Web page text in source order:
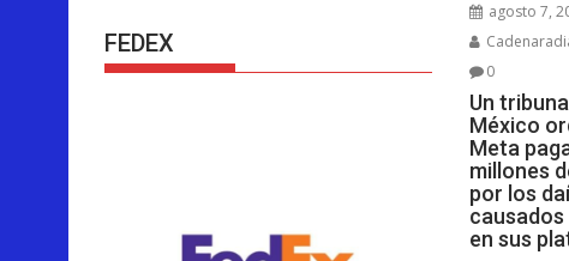
agosto 7,
0
Un
México
Meta
millones
por los
causados
en sus
FEDEX